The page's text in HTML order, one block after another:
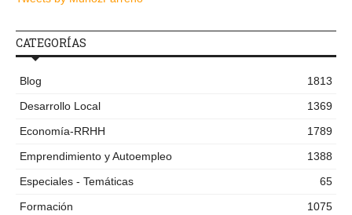
CATEGORÍAS
Blog
1813
Desarrollo Local
1369
Economía-RRHH
1789
Emprendimiento y Autoempleo
1388
Especiales - Temáticas
65
Formación
1075